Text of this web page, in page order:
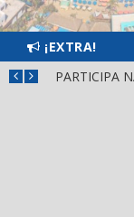
¡EXTRA!